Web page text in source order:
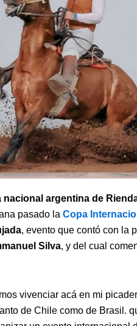
nacional argentina de
pasado la Copa
, evento que contó con la
Silva, y del cual
vivenciar acá en mi
de Chile como de Brasil.